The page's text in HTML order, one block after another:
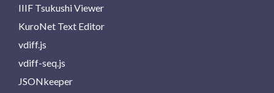
IIIF Tsukushi Viewer
KuroNet Text Editor
vdiff.js
vdiff-seq.js
JSONkeeper